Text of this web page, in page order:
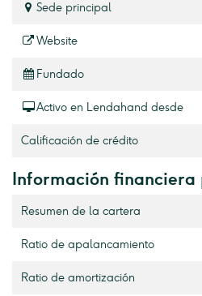
Sede principal
Website
Fundado
Activo en Lendahand desde
Calificación de crédito
Información financiera
Resumen de la cartera
Ratio de apalancamiento
Ratio de amortización